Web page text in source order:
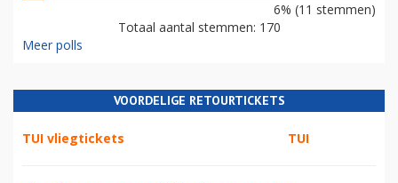
6% (11 stemmen)
Totaal aantal stemmen: 170
Meer polls
VOORDELIGE RETOURTICKETS
TUI vliegtickets TUI